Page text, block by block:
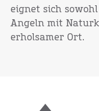
eignet sich
Angeln mit
erholsamer Ort.